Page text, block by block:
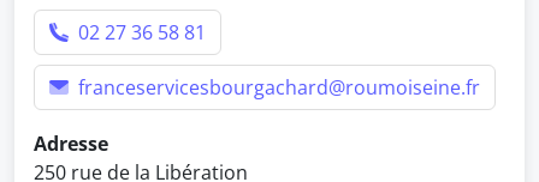
02 27 36 58 81
franceservicesbourgachard@roumoiseine.fr
Adresse
250 rue de la Libération